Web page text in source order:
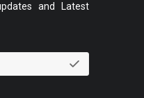
and Latest